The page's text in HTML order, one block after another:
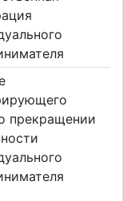
прекращении